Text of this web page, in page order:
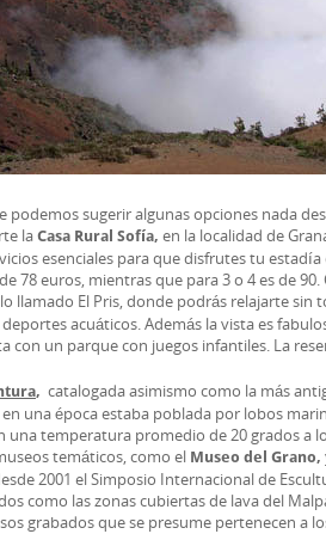
sugerir algunas opciones nada
la Casa Rural Sofía, en la localidad de
esenciales para que disfrutes tu
78 euros, mientras que para 3 o 4 es de
llamado El Pris, donde podrás relajarte sin
acuáticos. Además la vista es
con un parque con juegos infantiles. La
, catalogada asimismo como la más
una época estaba poblada por lobos
temperatura promedio de 20 grados a
temáticos, como el Museo del Grano,
2001 el Simposio Internacional de
como las zonas cubiertas de lava del
grabados que se presume pertenecen a